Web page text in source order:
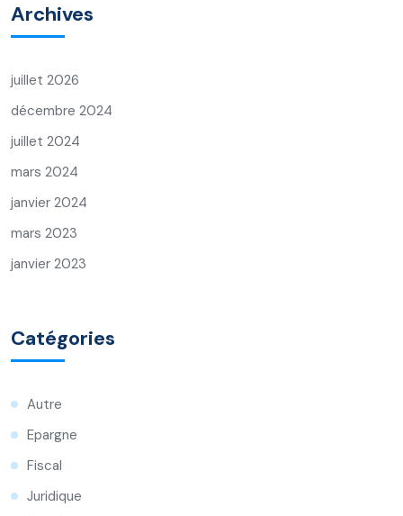
Archives
juillet 2026
décembre 2024
juillet 2024
mars 2024
janvier 2024
mars 2023
janvier 2023
Catégories
Autre
Epargne
Fiscal
Juridique